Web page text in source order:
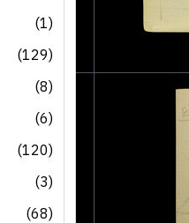
(1)
(129)
(8)
(6)
(120)
(3)
(68)